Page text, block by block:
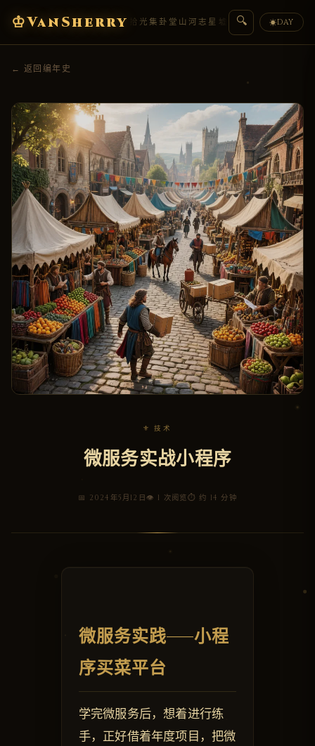
♔VanSherry
编年史典藏 拾光集卦堂 山河志 星墟 人物传 盟约
🔍 ☀DAY
← 返回编年史
⚜ 技术
微服务实战小程序
📅 2024年5月12日 👁 1 次阅览⏱ 约 14 分钟
微服务实践——小程
序买菜平台
学完微服务后，想着进行练
手，正好借着年度项目，把微